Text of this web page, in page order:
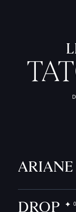
ARIANE
DROP